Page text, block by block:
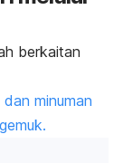
berkaitan
minuman